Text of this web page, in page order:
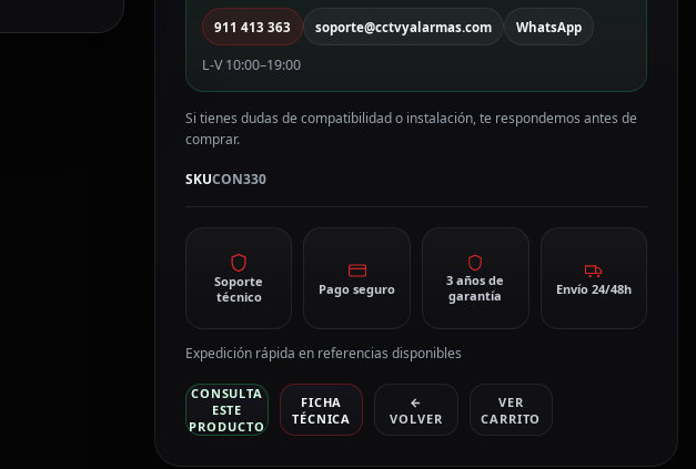
911 413 363 soporte@cctvyalarmas.com WhatsApp
L-V 10:00–19:00
Si tienes dudas de compatibilidad o instalación, te respondemos antes de
comprar.
SKUCON330
Soporte
técnico
Pago seguro
3 años de
garantía
Envío 24/48h
Expedición rápida en referencias disponibles
CONSULTA
ESTE
PRODUCTO
FICHA
TÉCNICA
←
VOLVER
VER
CARRITO